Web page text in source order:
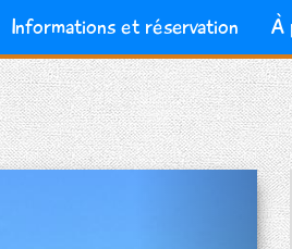
Informations et réservation À
Next